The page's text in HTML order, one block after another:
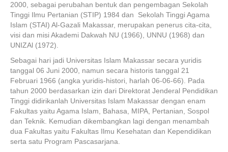
2000, sebagai perubahan bentuk dan pengembagan Sekolah
Tinggi Ilmu Pertanian (STIP) 1984 dan Sekolah Tinggi Agama
Islam (STAI) Al-Gazali Makassar, merupakan penerus cita-cita,
visi dan misi Akademi Dakwah NU (1966), UNNU (1968) dan
UNIZAl (1972).
Sebagai hari jadi Universitas Islam Makassar secara yuridis
tanggal 06 Juni 2000, namun secara historis tanggal 21
Februari 1966 (angka yuridis-histori, harlah 06-06-66). Pada
tahun 2000 berdasarkan izin dari Direktorat Jenderal Pendidikan
Tinggi didirikanlah Universitas Islam Makassar dengan enam
Fakultas yaitu Agama Islam, Bahasa, MIPA, Pertanian, Sospol
dan Teknik. Kemudian dikembangkan lagi dengan menambah
dua Fakultas yaitu Fakultas Ilmu Kesehatan dan Kependidikan
serta satu Program Pascasarjana.